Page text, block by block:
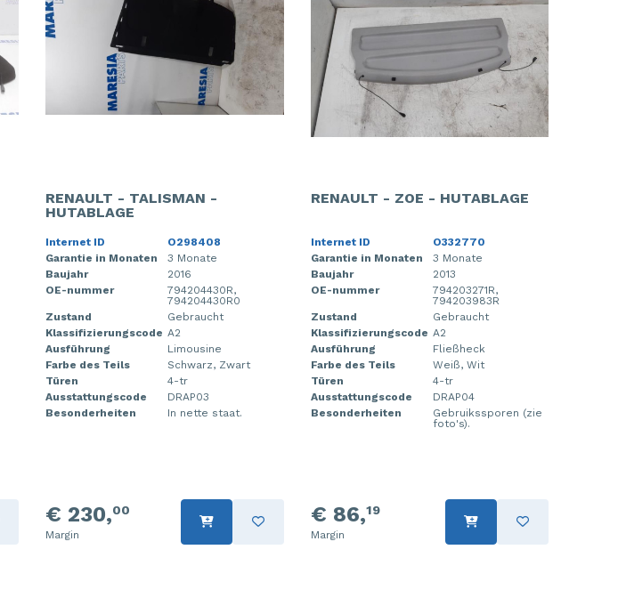
RENAULT - TALISMAN -
HUTABLAGE
Internet ID
O298408
Garantie in Monaten
3 Monate
Baujahr
2016
OE-nummer
794204430R,
794204430R0
Zustand
Gebraucht
Klassifizierungscode A2
Ausführung
Limousine
Farbe des Teils
Schwarz, Zwart
Türen
4-tr
Ausstattungscode
DRAP03
Besonderheiten
In nette staat.
€ 230,00
Margin
RENAULT - ZOE - HUTABLAGE
Internet ID
O332770
Garantie in Monaten
3 Monate
Baujahr
2013
OE-nummer
794203271R,
794203983R
Zustand
Gebraucht
Klassifizierungscode A2
Ausführung
Fließheck
Farbe des Teils
Weiß, Wit
Türen
4-tr
Ausstattungscode
DRAP04
Besonderheiten
Gebruikssporen (zie
foto's).
€ 86,19
Margin